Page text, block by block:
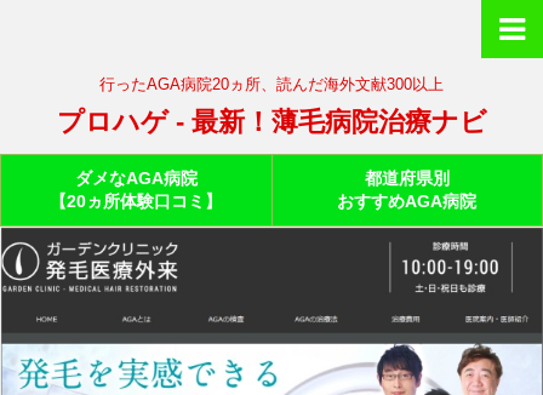
行ったAGA病院20ヵ所、読んだ海外文献300以上
プロハゲ - 最新！薄毛病院治療ナビ
ダメなAGA病院
【20ヵ所体験口コミ】
都道府県別
おすすめAGA病院